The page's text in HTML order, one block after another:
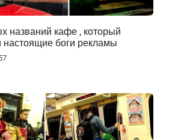
названий кафе , который
настоящие боги рекламы